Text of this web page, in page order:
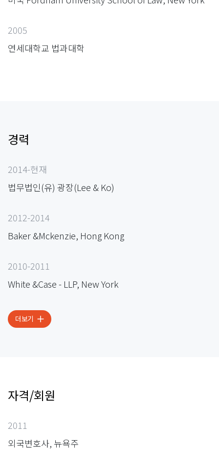
2005
연세대학교 법과대학
경력
2014-현재
법무법인(유) 광장(Lee & Ko)
2012-2014
Baker &Mckenzie, Hong Kong
2010-2011
White &Case - LLP, New York
더보기
자격/회원
2011
외국변호사, 뉴욕주